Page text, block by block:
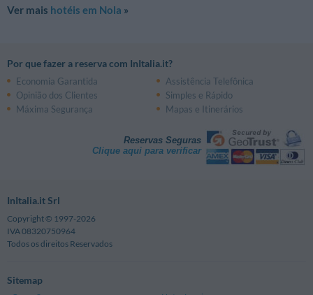
Ver mais hotéis em Nola »
Por que fazer a reserva com InItalia.it?
Economia Garantida
Assistência Telefônica
Opinião dos Clientes
Simples e Rápido
Máxima Segurança
Mapas e Itinerários
Reservas Seguras
Clique aqui para verificar
InItalia.it Srl
Copyright © 1997-2026
IVA 08320750964
Todos os direitos Reservados
Sitemap